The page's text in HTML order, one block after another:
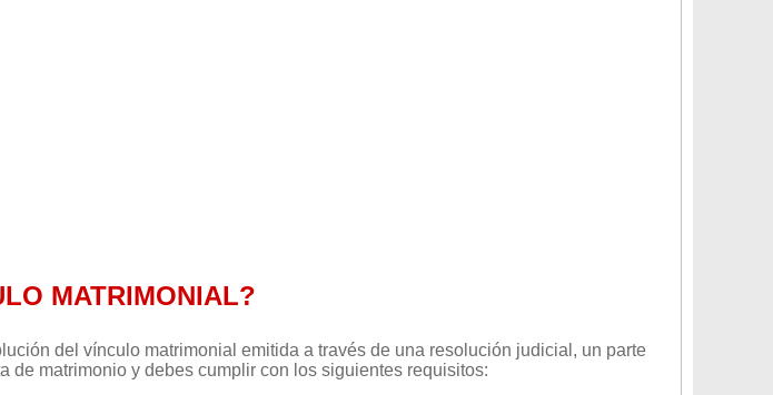
MATRIMONIAL?
del vínculo matrimonial emitida a través de una resolución judicial, un parte
de matrimonio y debes cumplir con los siguientes requisitos: